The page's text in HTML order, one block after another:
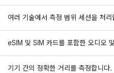
여러 기술에서 측정 범위 세션을 처리
eSIM 및 SIM 카드를 포함한 오디오
기기 간의 정확한 거리를 측정합니다.